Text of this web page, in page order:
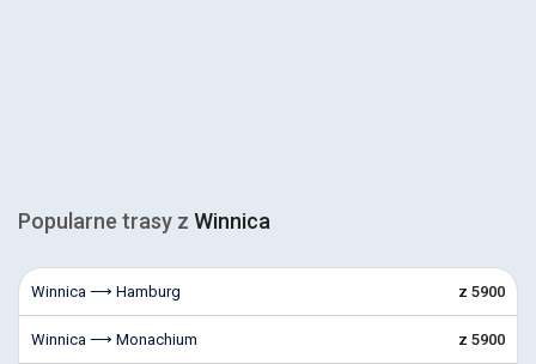
Popularne trasy z Winnica
Winnica ⟶ Hamburg z 5900
Winnica ⟶ Monachium z 5900